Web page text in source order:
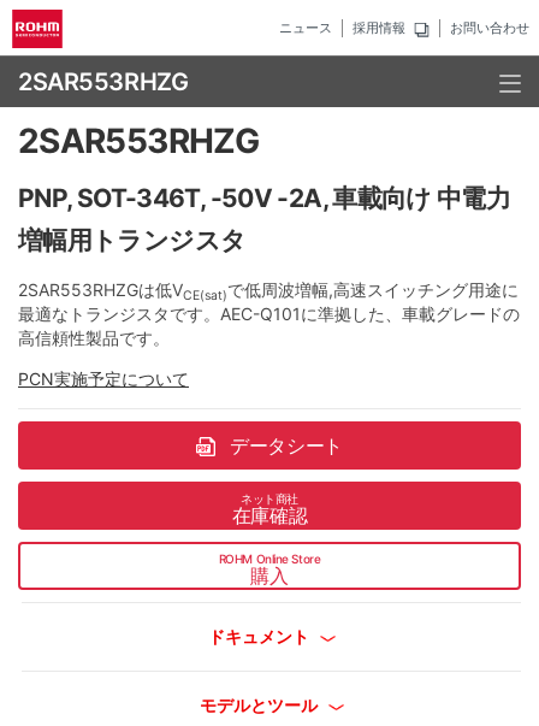
ニュース 採用情報 お問い合わせ
2SAR553RHZG
2SAR553RHZG
PNP, SOT-346T, -50V -2A, 車載向け 中電力
増幅用トランジスタ
2SAR553RHZGは低VCE(sat)で低周波増幅,高速スイッチング用途に
最適なトランジスタです。AEC-Q101に準拠した、車載グレードの
高信頼性製品です。
PCN実施予定について
データシート
ネット商社
在庫確認
ROHM Online Store
購入
ドキュメント
モデルとツール